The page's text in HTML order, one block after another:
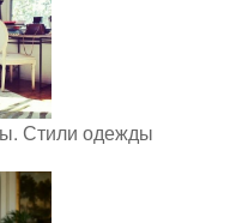
Стили одежды